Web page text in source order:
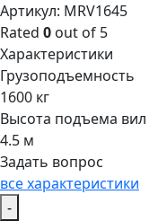
Aртикул: MRV1645
Rated 0 out of 5
Характеристики
Грузоподъемность
1600 кг
Высота подъема вил
4.5 м
Задать вопрос
все характеристики
-